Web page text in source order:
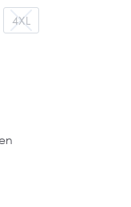
4XL